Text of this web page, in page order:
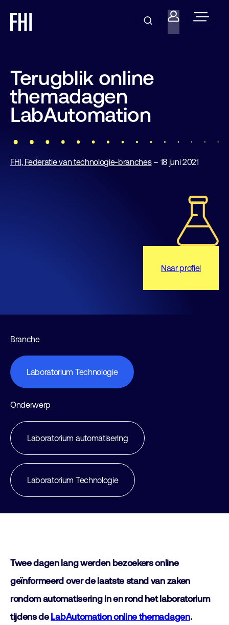
Terugblik online
themadagen
LabAutomation
FHI, Federatie van technologie-branches– 18 juni 2021
Naar profiel
Branche
Laboratorium Technologie
Onderwerp
Laboratorium automatisering
Laboratorium Technologie
Twee dagen lang werden bezoekers online
geïnformeerd over de laatste stand van zaken
rondom automatisering in en rond het laboratorium
tijdens de LabAutomation online themadagen.